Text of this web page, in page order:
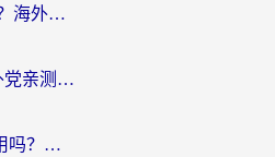
雷神手游和sixfast哪个好？海外党亲测3款回国加速器，教你选对不踩坑
穿梭和快喵好用吗？海外党亲测：小众加速器对比+番茄加速器深度体验
云极和Unblock Youku好用吗？海外党亲测+2026回国加速器避坑指南